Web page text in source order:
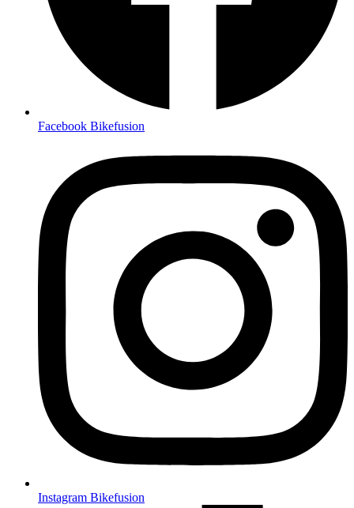
Facebook Bikefusion
Instagram Bikefusion